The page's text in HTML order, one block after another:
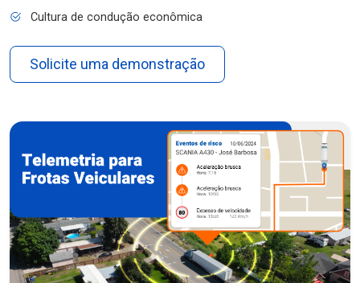
Cultura de condução econômica
Solicite uma demonstração